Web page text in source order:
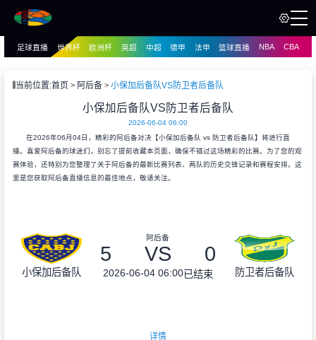
播
足球直播 世界杯 欧洲杯 英超 中超 德甲 法甲 篮球直播 NBA CBA
当前位置:首页 阿后备 小保加后备队VS防卫者后备队
小保加后备队VS防卫者后备队
2026-06-04 06:00
在2026年06月04日，精彩的阿后备对决【小保加后备队 vs 防卫者后备队】将进行直
播。喜爱阿后备的球迷们，别忘了提前收藏本页面，确保不错过这场精彩的比赛。为了您的观
赛体验，还特别为您整理了关于阿后备的最新比赛列表、两队的历史交锋记录和赛程安排。这
里是您获取阿后备直播信息的最佳地点，敬请关注。
小保加后备队
阿后备
5 VS 0
2026-06-04 06:00已结束 防卫者后备队
详情